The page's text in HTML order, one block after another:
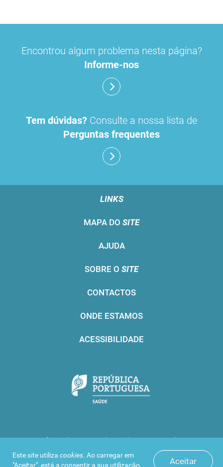
Aceitar
Estesite utiliza cookies. Ao carregar em
"Aceitar", está a consentir a sua utilização.
Encontrou algum problema nesta página?
Informe-nos
Tem dúvidas? Consulte a nossa lista de
Perguntas frequentes
LINKS
MAPA DO SITE
AJUDA
SOBRE O SITE
CONTACTOS
ONDE ESTAMOS
ACESSIBILIDADE
Infarmed © 2016. Todos os direitos reservados